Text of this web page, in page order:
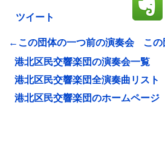
ツイート
←この団体の一つ前の演奏会
こ
港北区民交響楽団の演奏会一覧
港北区民交響楽団全演奏曲リスト
港北区民交響楽団のホームページ